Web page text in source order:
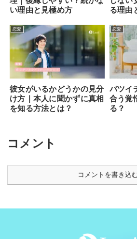
い理由と見極め方
る理由
恋愛
彼女がいるかどうかの見分
け方｜本人に聞かずに真相
を知る方法とは？
恋愛
バツイ
合う覚
る？
コメント
コメントを書き込